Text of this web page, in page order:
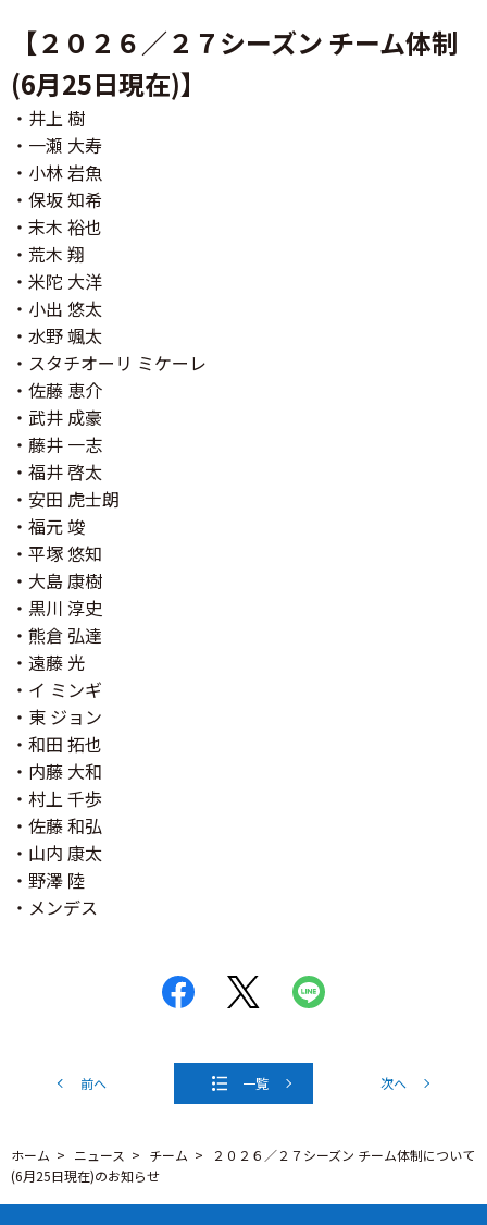
【２０２６／２７シーズン チーム体制
(6月25日現在)】
・井上 樹
・一瀬 大寿
・小林 岩魚
・保坂 知希
・末木 裕也
・荒木 翔
・米陀 大洋
・小出 悠太
・水野 颯太
・スタチオーリ ミケーレ
・佐藤 恵介
・武井 成豪
・藤井 一志
・福井 啓太
・安田 虎士朗
・福元 竣
・平塚 悠知
・大島 康樹
・黒川 淳史
・熊倉 弘達
・遠藤 光
・イ ミンギ
・東 ジョン
・和田 拓也
・内藤 大和
・村上 千歩
・佐藤 和弘
・山内 康太
・野澤 陸
・メンデス
前へ 一覧 次へ
ホーム ニュース チーム
２０２６／２７シーズン チーム体制について
(6月25日現在)のお知らせ